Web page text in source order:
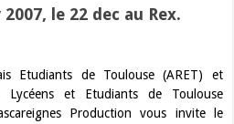
le 22 dec au Rex.
Etudiants de Toulouse (ARET) et
Lycéens et Etudiants de Toulouse
Production vous invite le